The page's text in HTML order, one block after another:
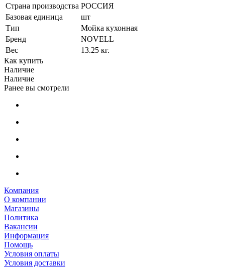
Страна производства РОССИЯ
Базовая единица
шт
Тип
Мойка кухонная
Бренд
NOVELL
Вес
13.25 кг.
Как купить
Наличие
Наличие
Ранее вы смотрели
Компания
О компании
Магазины
Политика
Вакансии
Информация
Помощь
Условия оплаты
Условия доставки